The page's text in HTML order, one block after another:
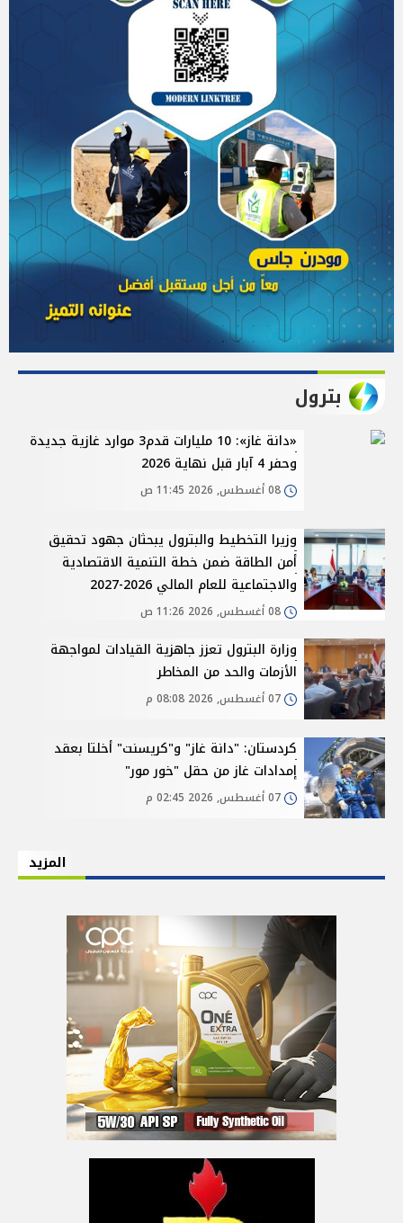
بترول
«دانة غاز»: 10 مليارات قدم3 موارد غازية جديدة
وحفر 4 آبار قبل نهاية 2026
وزيرا التخطيط والبترول يبحثان جهود تحقيق
أمن الطاقة ضمن خطة التنمية الاقتصادية
والاجتماعية للعام المالي 2026-2027
وزارة البترول تعزز جاهزية القيادات لمواجهة
الأزمات والحد من المخاطر
كردستان: "دانة غاز" و"كريسنت" أخلتا بعقد
إمدادات غاز من حقل "خور مور"
المزيد